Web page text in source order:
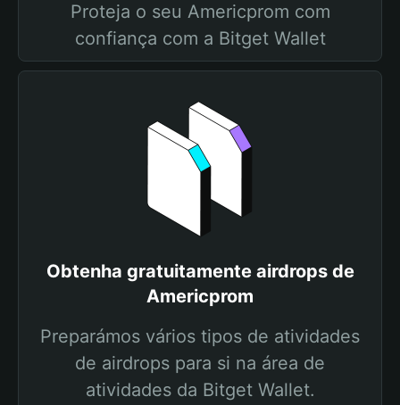
Proteja o seu Americprom com
confiança com a Bitget Wallet
Obtenha gratuitamente airdrops de
Americprom
Preparámos vários tipos de atividades
de airdrops para si na área de
atividades da Bitget Wallet.